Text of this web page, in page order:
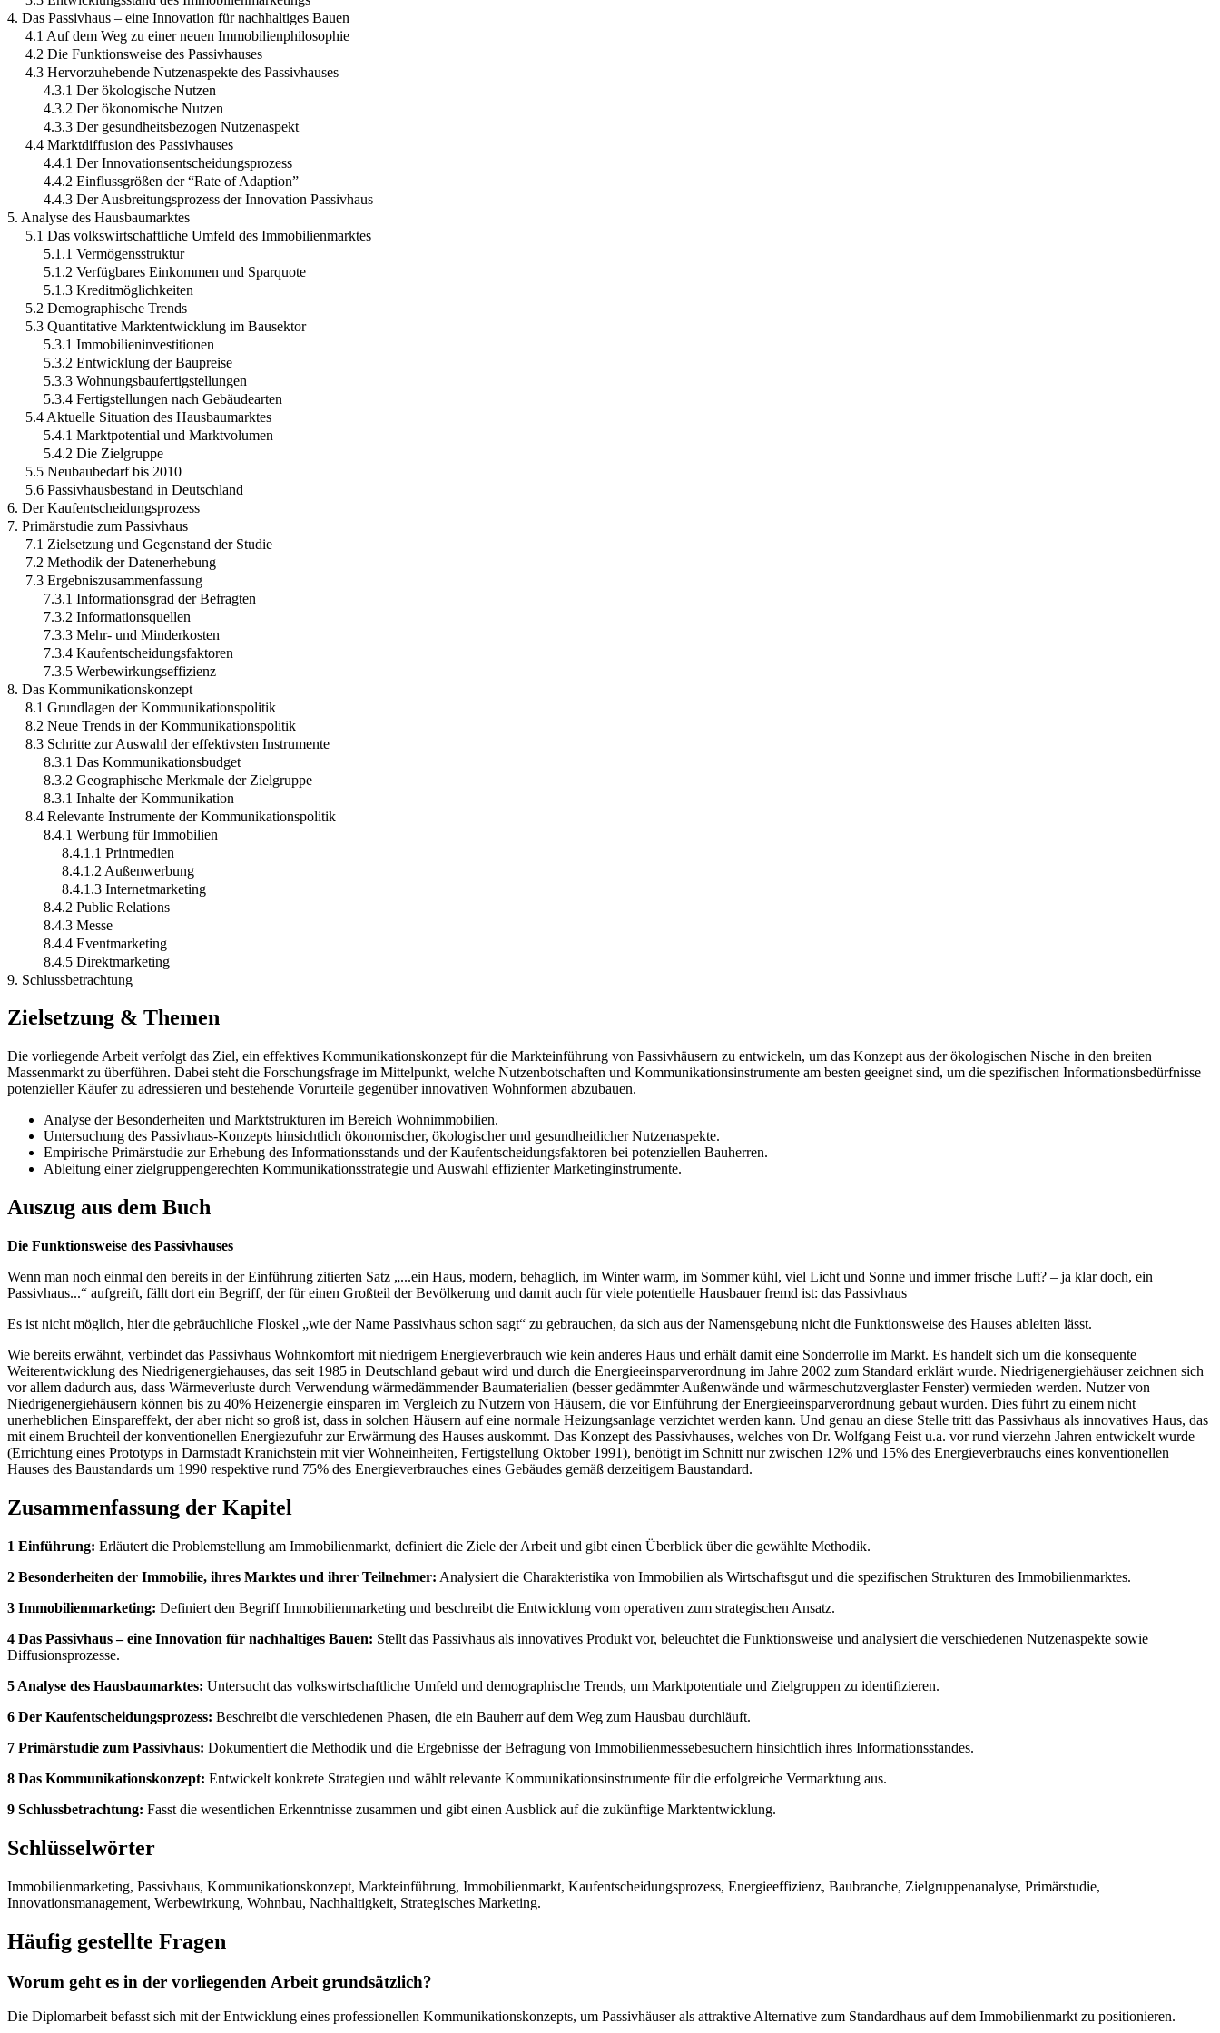
4. Das Passivhaus – eine Innovation für nachhaltiges Bauen
4.1 Auf dem Weg zu einer neuen Immobilienphilosophie
4.2 Die Funktionsweise des Passivhauses
4.3 Hervorzuhebende Nutzenaspekte des Passivhauses
4.3.1 Der ökologische Nutzen
4.3.2 Der ökonomische Nutzen
4.3.3 Der gesundheitsbezogen Nutzenaspekt
4.4 Marktdiffusion des Passivhauses
4.4.1 Der Innovationsentscheidungsprozess
4.4.2 Einflussgrößen der “Rate of Adaption”
4.4.3 Der Ausbreitungsprozess der Innovation Passivhaus
5. Analyse des Hausbaumarktes
5.1 Das volkswirtschaftliche Umfeld des Immobilienmarktes
5.1.1 Vermögensstruktur
5.1.2 Verfügbares Einkommen und Sparquote
5.1.3 Kreditmöglichkeiten
5.2 Demographische Trends
5.3 Quantitative Marktentwicklung im Bausektor
5.3.1 Immobilieninvestitionen
5.3.2 Entwicklung der Baupreise
5.3.3 Wohnungsbaufertigstellungen
5.3.4 Fertigstellungen nach Gebäudearten
5.4 Aktuelle Situation des Hausbaumarktes
5.4.1 Marktpotential und Marktvolumen
5.4.2 Die Zielgruppe
5.5 Neubaubedarf bis 2010
5.6 Passivhausbestand in Deutschland
6. Der Kaufentscheidungsprozess
7. Primärstudie zum Passivhaus
7.1 Zielsetzung und Gegenstand der Studie
7.2 Methodik der Datenerhebung
7.3 Ergebniszusammenfassung
7.3.1 Informationsgrad der Befragten
7.3.2 Informationsquellen
7.3.3 Mehr- und Minderkosten
7.3.4 Kaufentscheidungsfaktoren
7.3.5 Werbewirkungseffizienz
8. Das Kommunikationskonzept
8.1 Grundlagen der Kommunikationspolitik
8.2 Neue Trends in der Kommunikationspolitik
8.3 Schritte zur Auswahl der effektivsten Instrumente
8.3.1 Das Kommunikationsbudget
8.3.2 Geographische Merkmale der Zielgruppe
8.3.1 Inhalte der Kommunikation
8.4 Relevante Instrumente der Kommunikationspolitik
8.4.1 Werbung für Immobilien
8.4.1.1 Printmedien
8.4.1.2 Außenwerbung
8.4.1.3 Internetmarketing
8.4.2 Public Relations
8.4.3 Messe
8.4.4 Eventmarketing
8.4.5 Direktmarketing
9. Schlussbetrachtung
Zielsetzung & Themen
Die vorliegende Arbeit verfolgt das Ziel, ein effektives Kommunikationskonzept für die Markteinführung von Passivhäusern zu entwickeln, um das Konzept aus der ökologischen Nische in den breiten
Massenmarkt zu überführen. Dabei steht die Forschungsfrage im Mittelpunkt, welche Nutzenbotschaften und Kommunikationsinstrumente am besten geeignet sind, um die spezifischen Informationsbedürfnisse
potenzieller Käufer zu adressieren und bestehende Vorurteile gegenüber innovativen Wohnformen abzubauen.
Analyse der Besonderheiten und Marktstrukturen im Bereich Wohnimmobilien.
Untersuchung des Passivhaus-Konzepts hinsichtlich ökonomischer, ökologischer und gesundheitlicher Nutzenaspekte.
Empirische Primärstudie zur Erhebung des Informationsstands und der Kaufentscheidungsfaktoren bei potenziellen Bauherren.
Ableitung einer zielgruppengerechten Kommunikationsstrategie und Auswahl effizienter Marketinginstrumente.
Auszug aus dem Buch
Die Funktionsweise des Passivhauses
Wenn man noch einmal den bereits in der Einführung zitierten Satz „...ein Haus, modern, behaglich, im Winter warm, im Sommer kühl, viel Licht und Sonne und immer frische Luft? – ja klar doch, ein
Passivhaus...“ aufgreift, fällt dort ein Begriff, der für einen Großteil der Bevölkerung und damit auch für viele potentielle Hausbauer fremd ist: das Passivhaus
Es ist nicht möglich, hier die gebräuchliche Floskel „wie der Name Passivhaus schon sagt“ zu gebrauchen, da sich aus der Namensgebung nicht die Funktionsweise des Hauses ableiten lässt.
Wie bereits erwähnt, verbindet das Passivhaus Wohnkomfort mit niedrigem Energieverbrauch wie kein anderes Haus und erhält damit eine Sonderrolle im Markt. Es handelt sich um die konsequente
Weiterentwicklung des Niedrigenergiehauses, das seit 1985 in Deutschland gebaut wird und durch die Energieeinsparverordnung im Jahre 2002 zum Standard erklärt wurde. Niedrigenergiehäuser zeichnen sich
vor allem dadurch aus, dass Wärmeverluste durch Verwendung wärmedämmender Baumaterialien (besser gedämmter Außenwände und wärmeschutzverglaster Fenster) vermieden werden. Nutzer von
Niedrigenergiehäusern können bis zu 40% Heizenergie einsparen im Vergleich zu Nutzern von Häusern, die vor Einführung der Energieeinsparverordnung gebaut wurden. Dies führt zu einem nicht
unerheblichen Einspareffekt, der aber nicht so groß ist, dass in solchen Häusern auf eine normale Heizungsanlage verzichtet werden kann. Und genau an diese Stelle tritt das Passivhaus als innovatives Haus, das
mit einem Bruchteil der konventionellen Energiezufuhr zur Erwärmung des Hauses auskommt. Das Konzept des Passivhauses, welches von Dr. Wolfgang Feist u.a. vor rund vierzehn Jahren entwickelt wurde
(Errichtung eines Prototyps in Darmstadt Kranichstein mit vier Wohneinheiten, Fertigstellung Oktober 1991), benötigt im Schnitt nur zwischen 12% und 15% des Energieverbrauchs eines konventionellen
Hauses des Baustandards um 1990 respektive rund 75% des Energieverbrauches eines Gebäudes gemäß derzeitigem Baustandard.
Zusammenfassung der Kapitel
1 Einführung: Erläutert die Problemstellung am Immobilienmarkt, definiert die Ziele der Arbeit und gibt einen Überblick über die gewählte Methodik.
2 Besonderheiten der Immobilie, ihres Marktes und ihrer Teilnehmer: Analysiert die Charakteristika von Immobilien als Wirtschaftsgut und die spezifischen Strukturen des Immobilienmarktes.
3 Immobilienmarketing: Definiert den Begriff Immobilienmarketing und beschreibt die Entwicklung vom operativen zum strategischen Ansatz.
4 Das Passivhaus – eine Innovation für nachhaltiges Bauen: Stellt das Passivhaus als innovatives Produkt vor, beleuchtet die Funktionsweise und analysiert die verschiedenen Nutzenaspekte sowie
Diffusionsprozesse.
5 Analyse des Hausbaumarktes: Untersucht das volkswirtschaftliche Umfeld und demographische Trends, um Marktpotentiale und Zielgruppen zu identifizieren.
6 Der Kaufentscheidungsprozess: Beschreibt die verschiedenen Phasen, die ein Bauherr auf dem Weg zum Hausbau durchläuft.
7 Primärstudie zum Passivhaus: Dokumentiert die Methodik und die Ergebnisse der Befragung von Immobilienmessebesuchern hinsichtlich ihres Informationsstandes.
8 Das Kommunikationskonzept: Entwickelt konkrete Strategien und wählt relevante Kommunikationsinstrumente für die erfolgreiche Vermarktung aus.
9 Schlussbetrachtung: Fasst die wesentlichen Erkenntnisse zusammen und gibt einen Ausblick auf die zukünftige Marktentwicklung.
Schlüsselwörter
Immobilienmarketing, Passivhaus, Kommunikationskonzept, Markteinführung, Immobilienmarkt, Kaufentscheidungsprozess, Energieeffizienz, Baubranche, Zielgruppenanalyse, Primärstudie,
Innovationsmanagement, Werbewirkung, Wohnbau, Nachhaltigkeit, Strategisches Marketing.
Häufig gestellte Fragen
Worum geht es in der vorliegenden Arbeit grundsätzlich?
Die Diplomarbeit befasst sich mit der Entwicklung eines professionellen Kommunikationskonzepts, um Passivhäuser als attraktive Alternative zum Standardhaus auf dem Immobilienmarkt zu positionieren.